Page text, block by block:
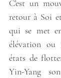
C'est un
retour à Soi
qui se met
élévation ou
états de
Yin-Yang